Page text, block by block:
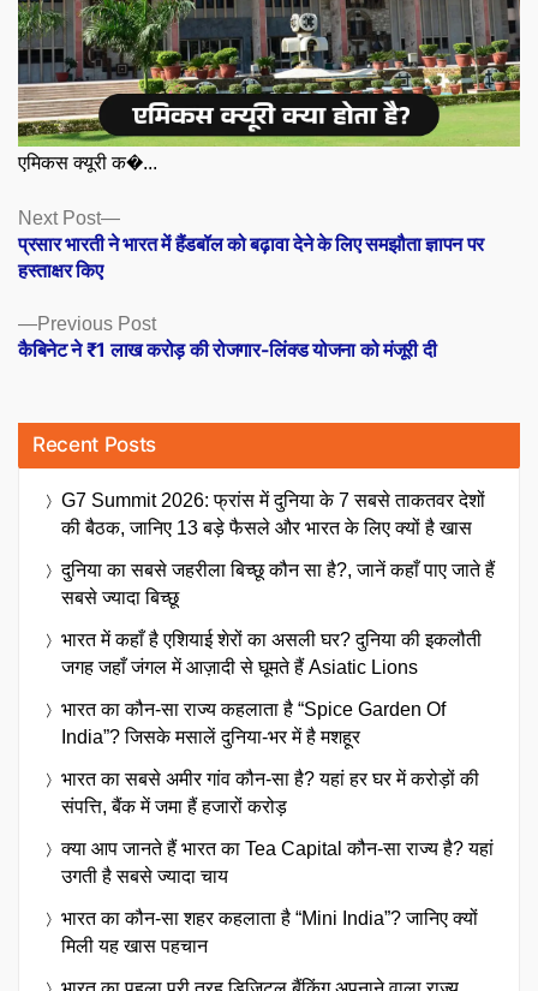
एमिकस क्यूरी क�...
Posts
navigation
Previous PostPrevious
post:
कैबिनेट ने ₹1 लाख करोड़ की रोजगार-लिंक्ड योजना को मंजूरी दी
Next Post
Next
post:
प्रसार भारती ने भारत में हैंडबॉल को बढ़ावा देने के लिए समझौता ज्ञापन पर
हस्ताक्षर किए
Recent Posts
G7 Summit 2026: फ्रांस में दुनिया के 7 सबसे ताकतवर देशों
की बैठक, जानिए 13 बड़े फैसले और भारत के लिए क्यों है खास
दुनिया का सबसे जहरीला बिच्छू कौन सा है?, जानें कहाँ पाए जाते हैं
सबसे ज्यादा बिच्छू
भारत में कहाँ है एशियाई शेरों का असली घर? दुनिया की इकलौती
जगह जहाँ जंगल में आज़ादी से घूमते हैं Asiatic Lions
भारत का कौन-सा राज्य कहलाता है “Spice Garden Of
India”? जिसके मसालें दुनिया-भर में है मशहूर
भारत का सबसे अमीर गांव कौन-सा है? यहां हर घर में करोड़ों की
संपत्ति, बैंक में जमा हैं हजारों करोड़
क्या आप जानते हैं भारत का Tea Capital कौन-सा राज्य है? यहां
उगती है सबसे ज्यादा चाय
भारत का कौन-सा शहर कहलाता है “Mini India”? जानिए क्यों
मिली यह खास पहचान